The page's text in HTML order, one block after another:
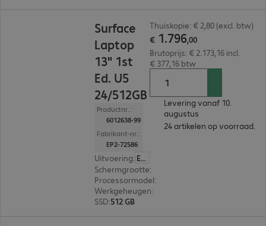
Surface
Laptop
13" 1st
Ed. U5
24/512GB
Productnr.:
6012638-99
Fabrikant-nr.:
EP2-72586
Uitvoering: Europa
Schermgrootte:
Processormodel:
Werkgeheugen:
SSD:512 GB
Thuiskopie: € 2,80 (excl. btw)
€ 1.796,00
Brutoprijs: € 2.173,16 incl.
€ 377,16 btw
Levering vanaf 10.
augustus
24 artikelen op voorraad.